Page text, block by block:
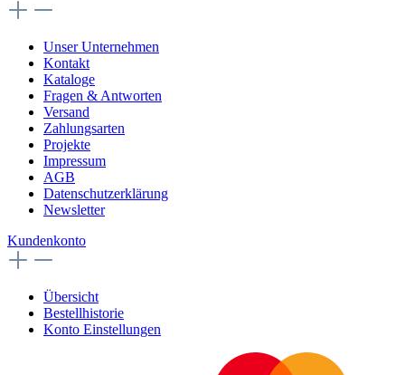
Unser Unternehmen
Kontakt
Kataloge
Fragen & Antworten
Versand
Zahlungsarten
Projekte
Impressum
AGB
Datenschutzerklärung
Newsletter
Kundenkonto
Übersicht
Bestellhistorie
Konto Einstellungen